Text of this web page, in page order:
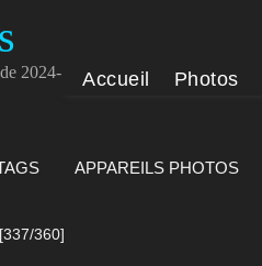
2024-
Accueil Photos
APPAREILS PHOTOS
[337/360]